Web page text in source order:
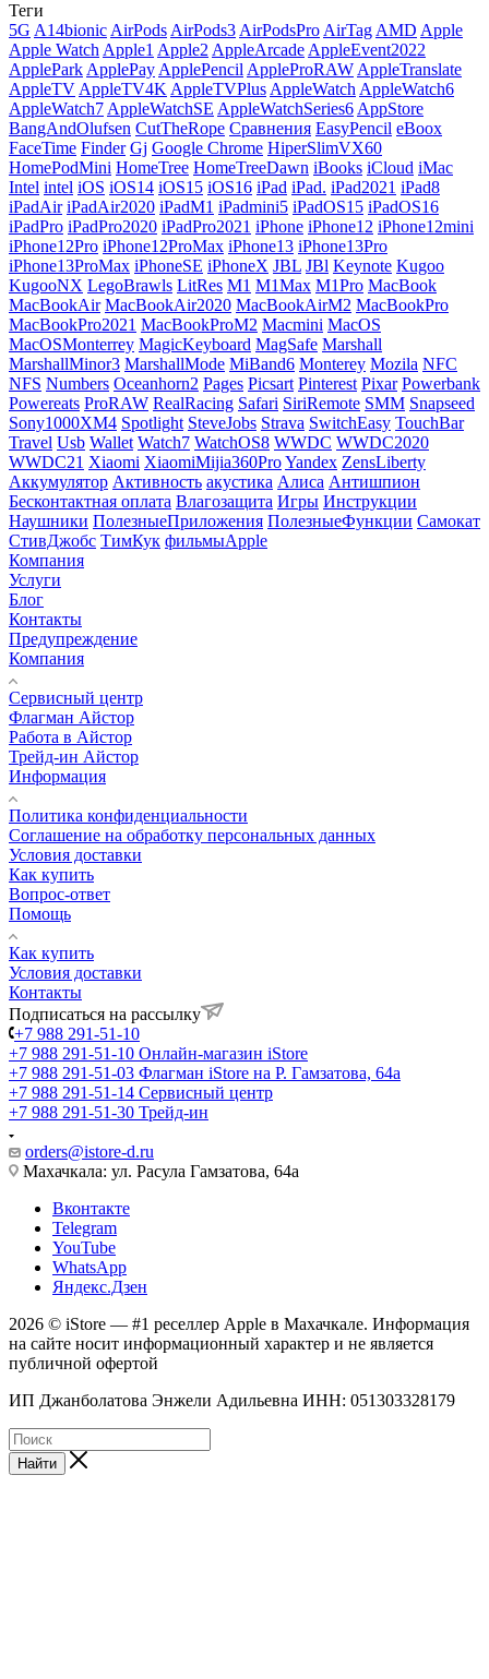
Теги
5G A14bionic AirPods AirPods3 AirPodsPro AirTag AMD Apple
Apple Watch Apple1 Apple2 AppleArcade AppleEvent2022
ApplePark ApplePay ApplePencil AppleProRAW AppleTranslate
AppleTV AppleTV4K AppleTVPlus AppleWatch AppleWatch6
AppleWatch7 AppleWatchSE AppleWatchSeries6 AppStore
BangAndOlufsen CutTheRope Cравнения EasyPencil eBoox
FaceTime Finder Gj Google Chrome HiperSlimVX60
HomePodMini HomeTree HomeTreeDawn iBooks iCloud iMac
Intel intel iOS iOS14 iOS15 iOS16 iPad iPad. iPad2021 iPad8
iPadAir iPadAir2020 iPadM1 iPadmini5 iPadOS15 iPadOS16
iPadPro iPadPro2020 iPadPro2021 iPhone iPhone12 iPhone12mini
iPhone12Pro iPhone12ProMax iPhone13 iPhone13Pro
iPhone13ProMax iPhoneSE iPhoneX JBL JBl Keynote Kugoo
KugooNX LegoBrawls LitRes M1 M1Max M1Pro MacBook
MacBookAir MacBookAir2020 MacBookAirM2 MacBookPro
MacBookPro2021 MacBookProM2 Macmini MacOS
MacOSMonterrey MagicKeyboard MagSafe Marshall
MarshallMinor3 MarshallMode MiBand6 Monterey Mozila NFC
NFS Numbers Oceanhorn2 Pages Picsart Pinterest Pixar Powerbank
Powereats ProRAW RealRacing Safari SiriRemote SMM Snapseed
Sony1000XM4 Spotlight SteveJobs Strava SwitchEasy TouchBar
Travel Usb Wallet Watch7 WatchOS8 WWDC WWDC2020
WWDC21 Xiaomi XiaomiMijia360ProYandex ZensLiberty
Аккумулятор Активность акустика Алиса Антишпион
Бесконтактная оплата Влагозащита Игры Инструкции
Наушники ПолезныеПриложения ПолезныеФункции Самокат
СтивДжобс ТимКук фильмыApple
Компания
Услуги
Блог
Контакты
Предупреждение
Компания
Сервисный центр
Флагман Айстор
Работа в Айстор
Трейд-ин Айстор
Информация
Политика конфиденциальности
Соглашение на обработку персональных данных
Условия доставки
Как купить
Вопрос-ответ
Помощь
Как купить
Условия доставки
Контакты
Подписаться на рассылку
+7 988 291-51-10
+7 988 291-51-10 Онлайн-магазин iStore
+7 988 291-51-03 Флагман iStore на Р. Гамзатова, 64а
+7 988 291-51-14 Сервисный центр
+7 988 291-51-30 Трейд-ин
orders@istore-d.ru
Махачкала: ул. Расула Гамзатова, 64а
Вконтакте
Telegram
YouTube
WhatsApp
Яндекс.Дзен
2026 © iStore — #1 реселлер Apple в Махачкале. Информация
на сайте носит информационный характер и не является
публичной офертой
ИП Джанболатова Энжели Адильевна ИНН: 051303328179
Найти